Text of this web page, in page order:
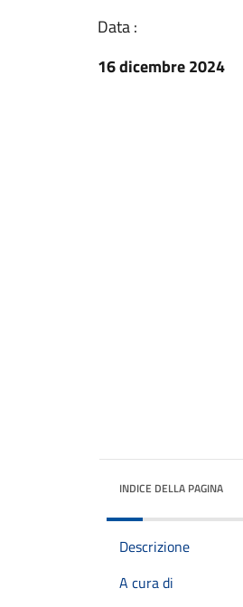
Data :
16 dicembre 2024
INDICE DELLA PAGINA
Descrizione
A cura di